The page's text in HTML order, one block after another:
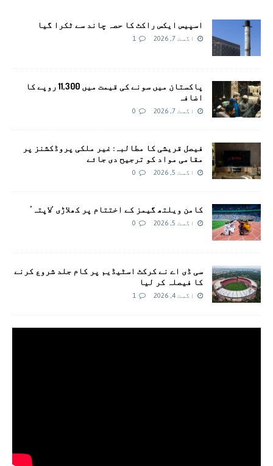
اسپیس ایکس راکٹ کا حصہ چاند سے ٹکرا گیا
اگست 7, 2026 1
پاکستان میں سونے کی قیمت میں 11,300 روپے کا
اضافہ
اگست 7, 2026 0
فیصل قریشی کا مطالبہ: غیر ملکی پروڈکشنز پر
مقامی مواد کو ترجیح دی جائے
اگست 5, 2026 0
کامن ویلتھ گیمز کے اختتام پر کھلاڑی ‘لاپتہ’
اگست 5, 2026 0
سی ڈی اے نے کرکٹ اسٹیڈیم پر کام جلد شروع کرنے
کا فیصلہ کر لیا
اگست 4, 2026 1